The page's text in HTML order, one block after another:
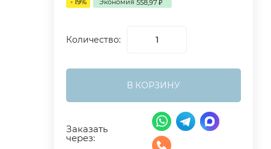
558,97₽
Количество:
В КОРЗИНУ
Заказать
через: